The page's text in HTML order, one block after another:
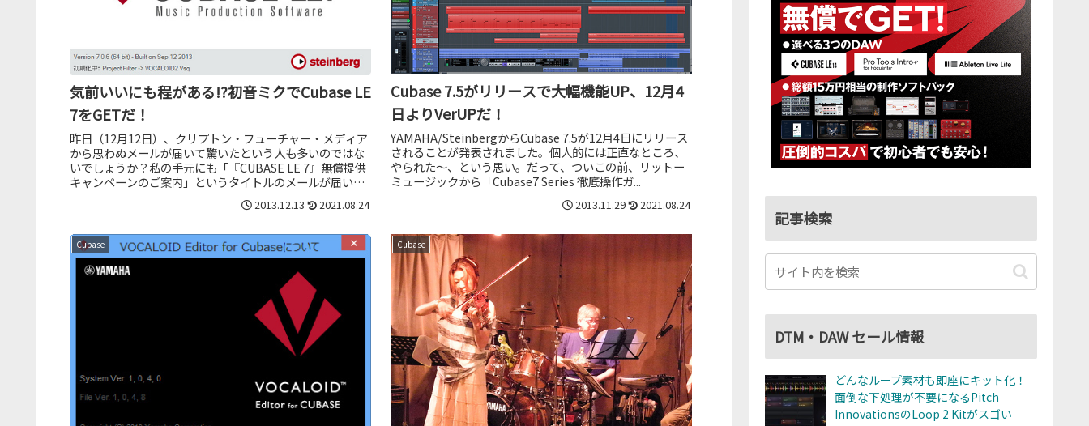
気前いいにも程がある!?初音ミクでCubase LE
7をGETだ！
昨日（12月12日）、クリプトン・フューチャー・メディア
から思わぬメールが届いて驚いたという人も多いのではな
いでしょうか？私の手元にも「『CUBASE LE 7』無償提供
キャンペーンのご案内」というタイトルのメールが届いた
2013.12.13 2021.08.24
Cubase 7.5がリリースで大幅機能UP、12月4
日よりVerUPだ！
YAMAHA/SteinbergからCubase 7.5が12月4日にリリース
されることが発表されました。個人的には正直なところ、
やられた～、という思い。だって、ついこの前、リットー
ミュージックから「Cubase7 Series 徹底操作ガ...
2013.11.29 2021.08.24
Cubase Cubase
記事検索
DTM・DAW セール情報
どんなループ素材も即座にキット化！
面倒な下処理が不要になるPitch
InnovationsのLoop 2 Kitがスゴい